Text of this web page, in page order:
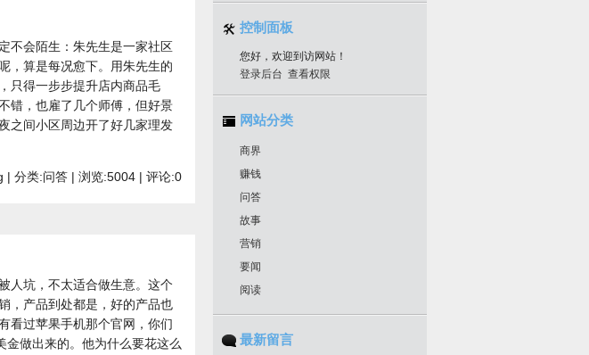
不会陌生：朱先生是一家社区
，算是每况愈下。用朱先生的
只得一步步提升店内商品毛
错，也雇了几个师傅，但好景
之间小区周边开了好几家理发
| 分类:问答 | 浏览:5004 | 评论:0
人坑，不太适合做生意。这个
，产品到处都是，好的产品也
看过苹果手机那个官网，你们
做出来的。他为什么要花这么
控制面板
您好，欢迎到访网站！
登录后台 查看权限
网站分类
商界
赚钱
问答
故事
营销
要闻
阅读
最新留言